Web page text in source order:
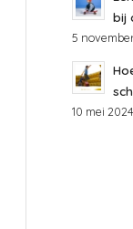
bij
5
10 mei